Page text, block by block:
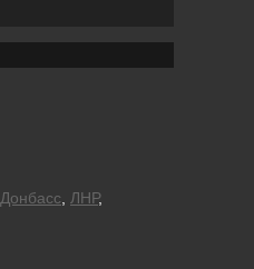
Донбасс ЛНР,